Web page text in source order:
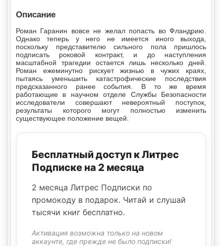
Описание
Роман Гаранин вовсе не желал попасть во Фландрию.
Однако теперь у него не имеется иного выхода,
поскольку представителю сильного пола пришлось
подписать роковой контракт, и до наступления
масштабной трагедии остается лишь несколько дней.
Роман ежеминутно рискует жизнью в чужих краях,
пытаясь уменьшить катастрофические последствия
предсказанного ранее события. В то же время
работающие в научном отделе Службы Безопасности
исследователи совершают невероятный поступок,
результаты которого могут полностью изменить
существующее положение вещей.
Бесплатный доступ к Литрес
Подписке на 2 месяца
2 месяца Литрес Подписки по
промокоду в подарок. Читай и слушай
тысячи книг бесплатно.
Активация возможна только на новом
аккаунте, где прежде не было подписки!